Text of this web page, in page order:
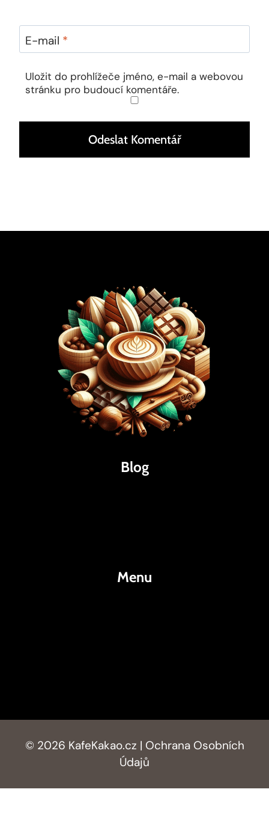
E-mail *
Uložit do prohlížeče jméno, e-mail a webovou
stránku pro budoucí komentáře.
Blog
Menu
© 2026 KafeKakao.cz | Ochrana Osobních
Údajů